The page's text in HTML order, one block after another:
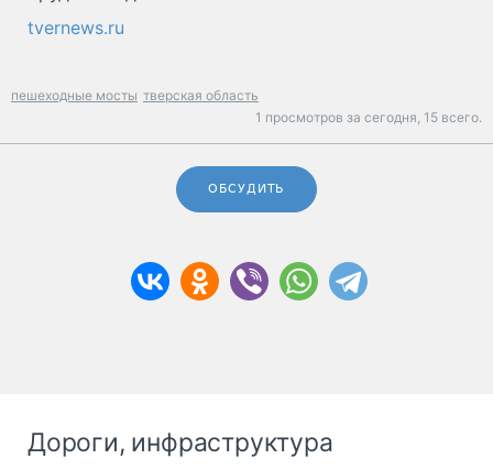
tvernews.ru
пешеходные мосты тверская область
1 просмотров за сегодня, 15 всего.
ОБСУДИТЬ
Дороги, инфраструктура